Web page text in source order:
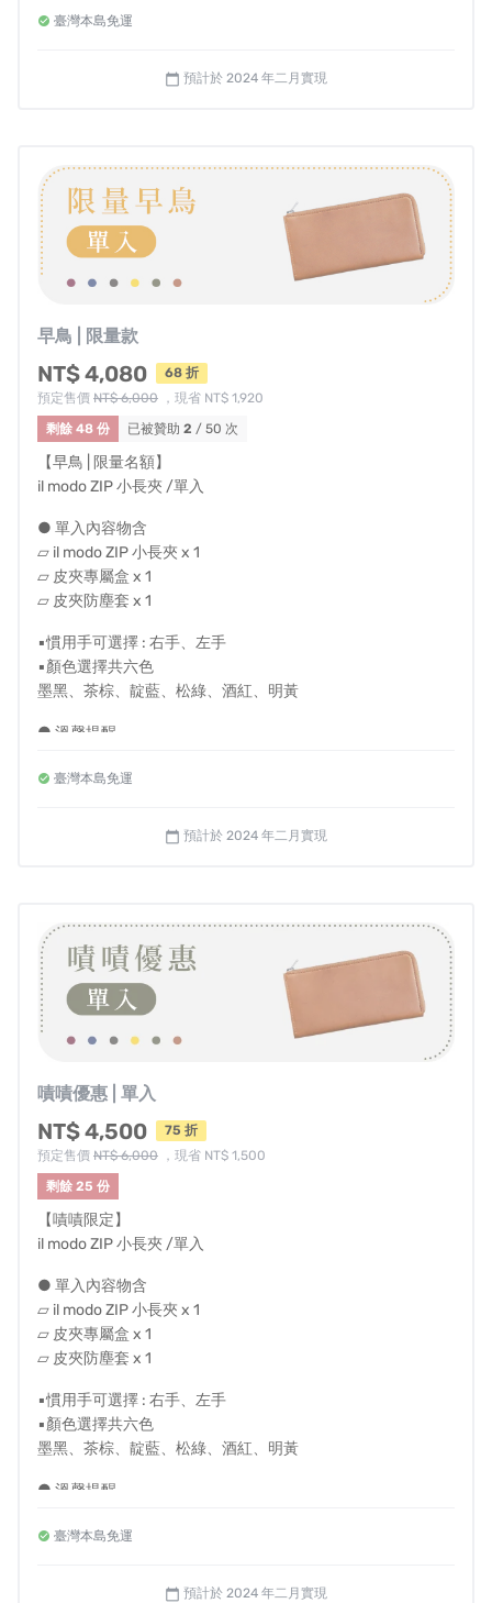
➊ 挑戰L型拉鍊長款錢包的“史上最小尺寸”
x 8.5cm 的極限尺寸
成為流行的L-fascia！
票、25 枚硬幣和 11 張、2把鑰匙
● 溫馨提醒
- 國內皆享有免運費，若海外或離島配送需求請私訊我們
- 如退款帳戶為海外帳戶，退款時手續費消費者須自行負擔
臺灣本島免運
calendar_today 預計於 2024 年二月實現
早鳥 | 限量款
NT$ 4,080
68 折
預定售價 NT$ 6,000 ，現省 NT$ 1,920
剩餘 48 份
已被贊助 2 / 50 次
【早鳥 | 限量名額】
il modo ZIP 小長夾 /單入
● 單入內容物含
▱ il modo ZIP 小長夾 x 1
▱ 皮夾專屬盒 x 1
▱ 皮夾防塵套 x 1
▪慣用手可選擇 : 右手、左手
▪顏色選擇共六色
墨黑、茶棕、靛藍、松綠、酒紅、明黃
● 溫馨提醒
- 國內皆享有免運費，若海外或離島配送需求請私訊我們
臺灣本島免運
calendar_today 預計於 2024 年二月實現
嘖嘖優惠 | 單入
NT$ 4,500
75 折
預定售價 NT$ 6,000 ，現省 NT$ 1,500
剩餘 25 份
【嘖嘖限定】
il modo ZIP 小長夾 /單入
● 單入內容物含
▱ il modo ZIP 小長夾 x 1
▱ 皮夾專屬盒 x 1
▱ 皮夾防塵套 x 1
▪慣用手可選擇 : 右手、左手
▪顏色選擇共六色
墨黑、茶棕、靛藍、松綠、酒紅、明黃
● 溫馨提醒
- 國內皆享有免運費，若海外或離島配送需求請私訊我們
臺灣本島免運
calendar_today 預計於 2024 年二月實現